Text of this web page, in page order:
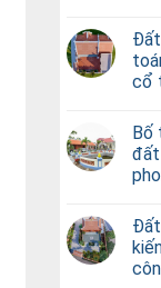
Đất
cổ
Bố
đất